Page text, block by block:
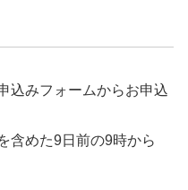
込みフォームからお申込
含めた9日前の9時から